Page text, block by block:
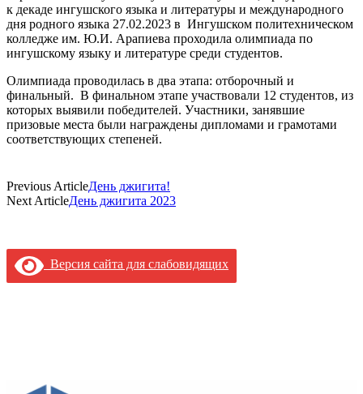
к декаде ингушского языка и литературы и международного
дня родного языка 27.02.2023 в Ингушском политехническом
колледже им. Ю.И. Арапиева проходила олимпиада по
ингушскому языку и литературе среди студентов.
Олимпиада проводилась в два этапа: отборочный и
финальный. В финальном этапе участвовали 12 студентов, из
которых выявили победителей. Участники, занявшие
призовые места были награждены дипломами и грамотами
соответствующих степеней.
Previous ArticleДень джигита!
Next ArticleДень джигита 2023
Версия сайта для слабовидящих